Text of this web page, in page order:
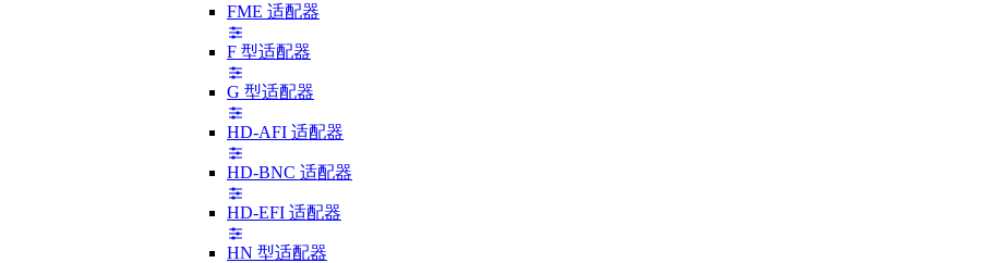
FME 适配器
F 型适配器
G 型适配器
HD-AFI 适配器
HD-BNC 适配器
HD-EFI 适配器
HN 型适配器